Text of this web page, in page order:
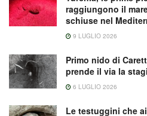
raggiungono il
schiuse nel
9 LUGLIO 2026
Primo nido di
prende il via la
6 LUGLIO 2026
Le testuggini che